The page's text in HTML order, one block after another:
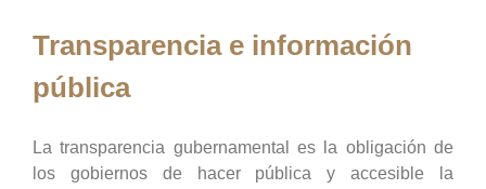
Transparencia e información
pública
La transparencia gubernamental es la obligación de
los gobiernos de hacer pública y accesible la